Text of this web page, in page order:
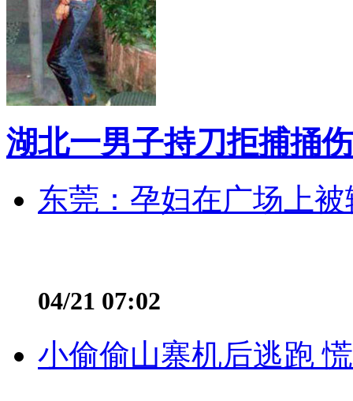
湖北一男子持刀拒捕捅
东莞：孕妇在广场上
04/21 07:02
小偷偷山寨机后逃跑